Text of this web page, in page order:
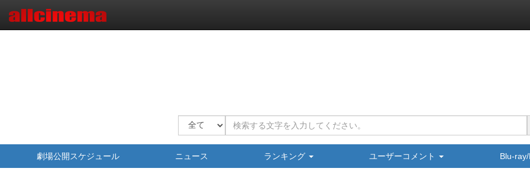
劇場公開スケジュール ニュース ランキング ユーザーコメント Blu-